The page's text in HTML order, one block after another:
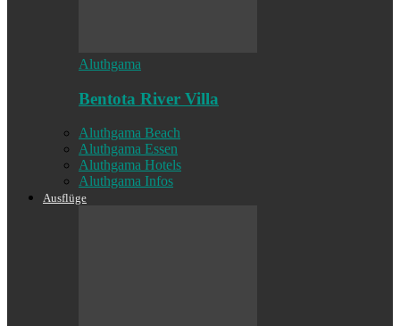
Aluthgama
Bentota River Villa
Aluthgama Beach
Aluthgama Essen
Aluthgama Hotels
Aluthgama Infos
Ausflüge